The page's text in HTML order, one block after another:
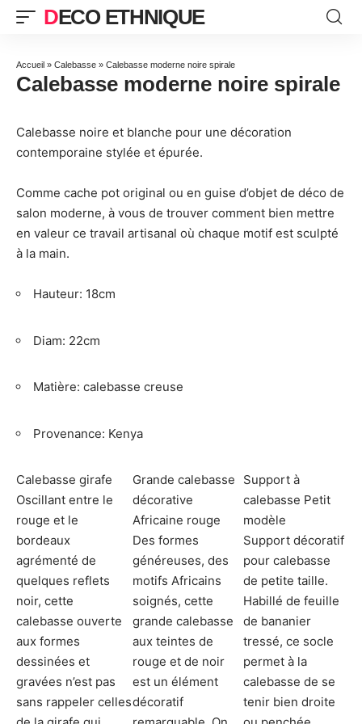
DECO ETHNIQUE
Calebasse moderne noire spirale
Accueil » Calebasse » Calebasse moderne noire spirale
Calebasse noire et blanche pour une décoration
contemporaine stylée et épurée.
Comme cache pot original ou en guise d’objet de déco de
salon moderne, à vous de trouver comment bien mettre
en valeur ce travail artisanal où chaque motif est sculpté
à la main.
Hauteur: 18cm
Diam: 22cm
Matière: calebasse creuse
Provenance: Kenya
Calebasse girafe
Oscillant entre le
rouge et le
bordeaux
agrémenté de
quelques reflets
noir, cette
calebasse ouverte
aux formes
dessinées et
gravées n’est pas
sans rappeler celles
Grande calebasse
décorative
Africaine rouge
Des formes
généreuses, des
motifs Africains
soignés, cette
grande calebasse
aux teintes de
rouge et de noir
est un élément
décoratif
Support à
calebasse Petit
modèle
Support décoratif
pour calebasse
de petite taille.
Habillé de feuille
de bananier
tressé, ce socle
permet à la
calebasse de se
tenir bien droite